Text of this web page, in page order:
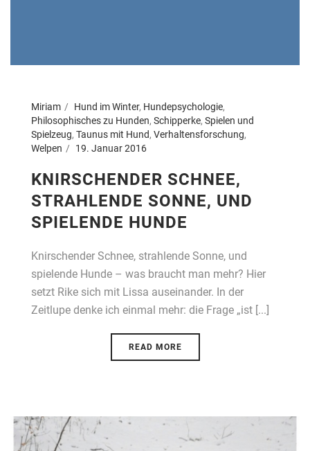
Miriam Hund im Winter, Hundepsychologie,
Philosophisches zu Hunden, Schipperke, Spielen und
Spielzeug, Taunus mit Hund, Verhaltensforschung,
Welpen
19. Januar 2016
KNIRSCHENDER SCHNEE,
STRAHLENDE SONNE, UND
SPIELENDE HUNDE
Knirschender Schnee, strahlende Sonne, und
spielende Hunde – was braucht man mehr? Hier
setzt Rike sich mit Lissa auseinander. In der
Zeitlupe denke ich einmal mehr: die Frage „ist [...]
READ MORE